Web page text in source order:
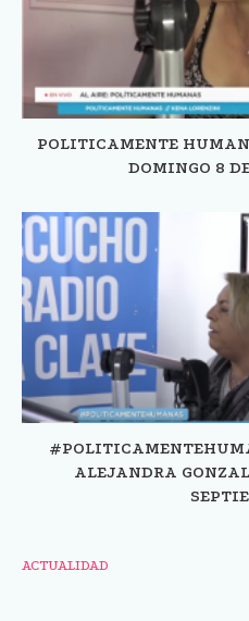
POLITICAMENTE
DOMINGO 8
ALEJANDRA
ACTUALIDAD